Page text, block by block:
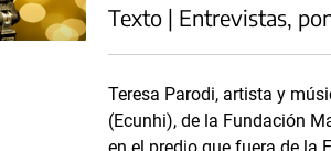
Texto | Entrevistas,
Teresa Parodi, artista y
(Ecunhi), de la Fundación